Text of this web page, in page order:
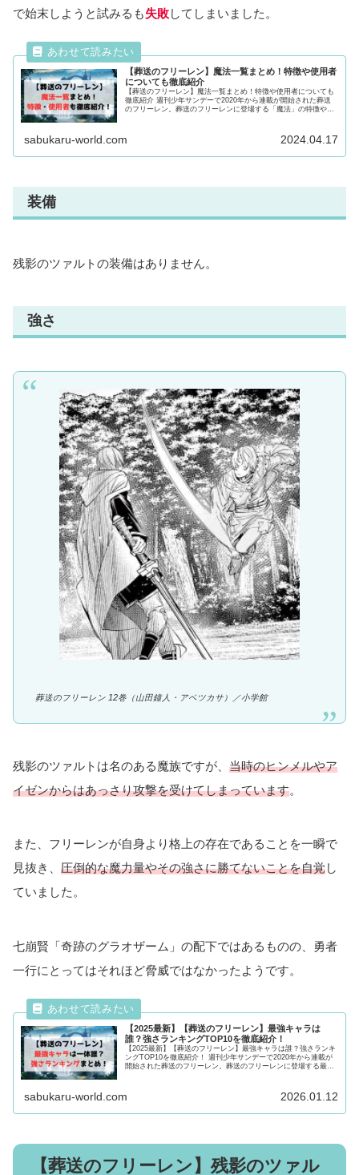
で始末しようと試みるも失敗してしまいました。
【葬送のフリーレン】魔法一覧まとめ！特徴や使用者
についても徹底紹介
【葬送のフリーレン】魔法一覧まとめ！特徴や使用者についても
徹底紹介 週刊少年サンデーで2020年から連載が開始された葬送
のフリーレン。葬送のフリーレンに登場する「魔法」の特徴や歴
sabukaru-world.com 2024.04.17
装備
残影のツァルトの装備はありません。
強さ
葬送のフリーレン 12巻（山田鐘人・アベツカサ）／小学館
残影のツァルトは名のある魔族ですが、 当時のヒンメルやア
イゼンからはあっさり攻撃を受けてしまっています。
また、フリーレンが自身より格上の存在であることを一瞬で
見抜き、 圧倒的な魔力量やその強さに勝てないことを自覚し
ていました。
七崩賢「奇跡のグラオザーム」の配下ではあるものの、勇者
一行にとってはそれほど脅威ではなかったようです。
【2025最新】【葬送のフリーレン】最強キャラは
誰？強さランキングTOP10を徹底紹介！
【2025最新】【葬送のフリーレン】最強キャラは誰？強さランキ
ングTOP10を徹底紹介！ 週刊少年サンデーで2020年から連載が
開始された葬送のフリーレン。葬送のフリーレンに登場する最強
sabukaru-world.com 2026.01.12
【葬送のフリーレン】残影のツァル